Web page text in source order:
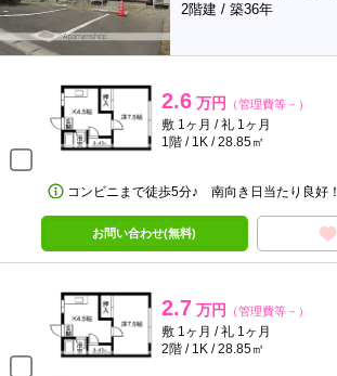
2階建 / 築36年
2.6 万円 （管理費等－）
敷 1ヶ月 / 礼 1ヶ月
1階 / 1K / 28.85㎡
コンビニまで徒歩5分♪ 南向き日当たり良好！
お問い合わせ(無料)
2.7 万円 （管理費等－）
敷 1ヶ月 / 礼 1ヶ月
2階 / 1K / 28.85㎡